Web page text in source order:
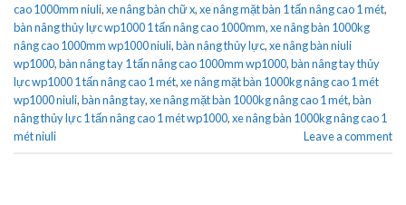
cao 1000mm niuli,xe nâng bàn chữ x,xe nâng mặt bàn 1 tấn nâng cao 1 mét,
bàn nâng thủy lực wp1000 1 tấn nâng cao 1000mm,xe nâng bàn 1000kg
nâng cao 1000mm wp1000 niuli,bàn nâng thủy lực,xe nâng bàn niuli
wp1000,bàn nâng tay 1 tấn nâng cao 1000mm wp1000,bàn nâng tay thủy
lực wp1000 1 tấn nâng cao 1 mét,xe nâng mặt bàn 1000kg nâng cao 1 mét
wp1000 niuli,bàn nâng tay,xe nâng mặt bàn 1000kg nâng cao 1 mét,bàn
nâng thủy lực 1 tấn nâng cao 1 mét wp1000,xe nâng bàn 1000kg nâng cao 1
mét niuli
Leave a comment